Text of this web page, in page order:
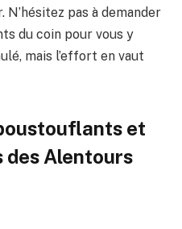
N’hésitez pas à demander
du coin pour vous y
mais l’effort en vaut
et
des Alentours